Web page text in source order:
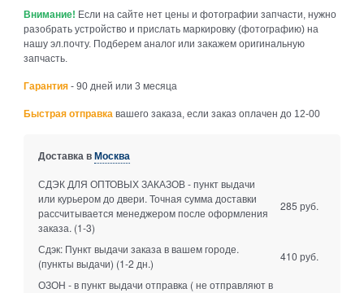
Внимание! Если на сайте нет цены и фотографии запчасти, нужно
разобрать устройство и прислать маркировку (фотографию) на
нашу эл.почту. Подберем аналог или закажем оригинальную
запчасть.
Гарантия - 90 дней или 3 месяца
Быстрая отправка вашего заказа, если заказ оплачен до 12-00
Доставка вМосква
СДЭК ДЛЯ ОПТОВЫХ ЗАКАЗОВ - пункт выдачи
или курьером до двери. Точная сумма доставки
рассчитывается менеджером после оформления
заказа. (1-3)
285 руб.
Сдэк: Пункт выдачи заказа в вашем городе.
(пункты выдачи) (1-2 дн.)
410 руб.
ОЗОН - в пункт выдачи отправка ( не отправляют в